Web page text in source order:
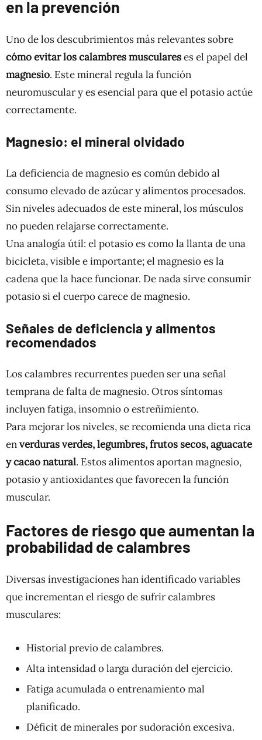
en la prevención
Uno de los descubrimientos más relevantes sobre
cómo evitar los calambres musculareses el papel del
magnesio. Este mineral regula la función
neuromuscular y es esencial para que el potasio actúe
correctamente.
Magnesio: el mineral olvidado
La deficiencia de magnesio es común debido al
consumo elevado de azúcar y alimentos procesados.
Sin niveles adecuados de este mineral, los músculos
no pueden relajarse correctamente.
Una analogía útil: el potasio es como la llanta de una
bicicleta, visible e importante; el magnesio es la
cadena que la hace funcionar. De nada sirve consumir
potasio si el cuerpo carece de magnesio.
Señales de deficiencia y alimentos
recomendados
Los calambres recurrentes pueden ser una señal
temprana de falta de magnesio. Otros síntomas
incluyen fatiga, insomnio o estreñimiento.
Para mejorar los niveles, se recomienda una dieta rica
enverduras verdes, legumbres, frutos secos, aguacate
y cacao natural. Estos alimentos aportan magnesio,
potasio y antioxidantes que favorecen la función
muscular.
Factores de riesgo que aumentan la
probabilidad de calambres
Diversas investigaciones han identificado variables
que incrementan el riesgo de sufrir calambres
musculares:
Historial previo de calambres.
Alta intensidad o larga duración del ejercicio.
Fatiga acumulada o entrenamiento mal
planificado.
Déficit de minerales por sudoración excesiva.